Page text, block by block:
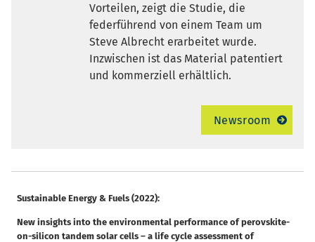
Vorteilen, zeigt die Studie, die
federführend von einem Team um
Steve Albrecht erarbeitet wurde.
Inzwischen ist das Material patentiert
und kommerziell erhältlich.
Newsroom
Sustainable Energy & Fuels (2022):
New insights into the environmental performance of perovskite-
on-silicon tandem solar cells – a life cycle assessment of